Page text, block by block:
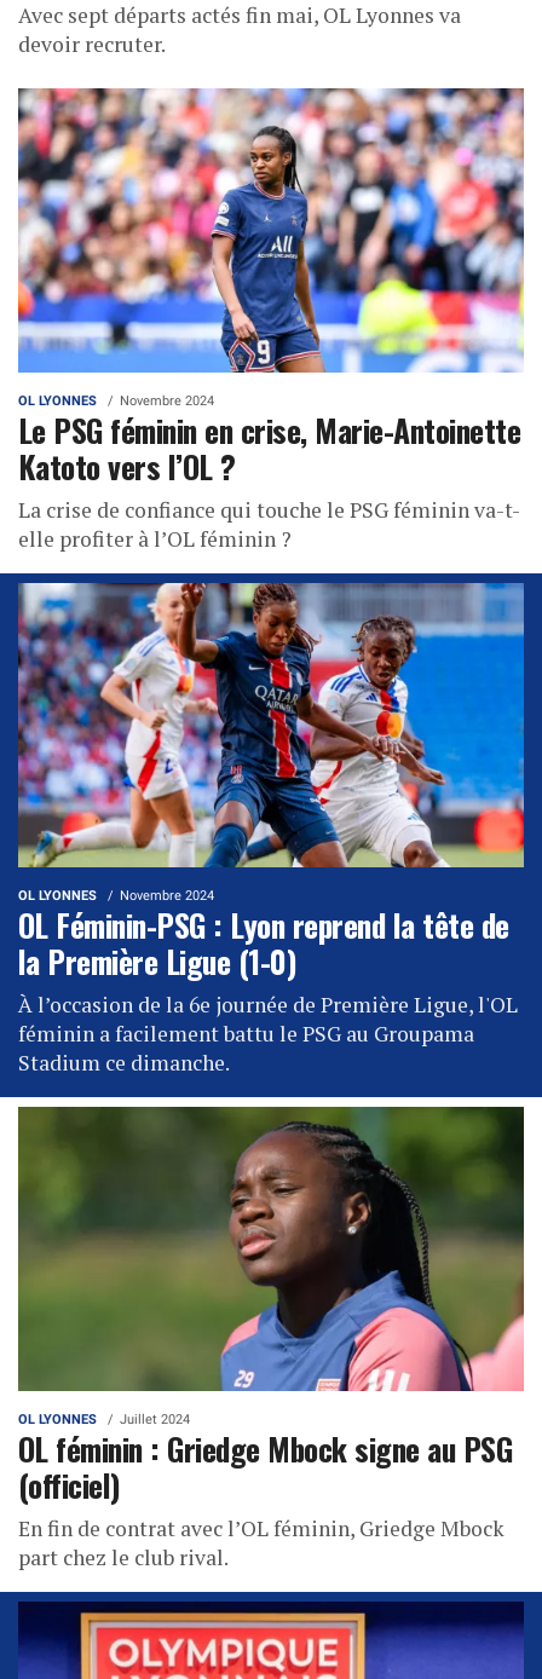
Avec sept départs actés fin mai, OL Lyonnes va
devoir recruter.
OL LYONNES Novembre 2024
Le PSG féminin en crise, Marie-Antoinette
Katoto vers l’OL ?
La crise de confiance qui touche le PSG féminin va-t-
elle profiter à l’OL féminin ?
OL LYONNES Novembre 2024
OL Féminin-PSG : Lyon reprend la tête de
la Première Ligue (1-0)
À l’occasion de la 6e journée de Première Ligue, l'OL
féminin a facilement battu le PSG au Groupama
Stadium ce dimanche.
OL LYONNES Juillet 2024
OL féminin : Griedge Mbock signe au PSG
(officiel)
En fin de contrat avec l’OL féminin, Griedge Mbock
part chez le club rival.